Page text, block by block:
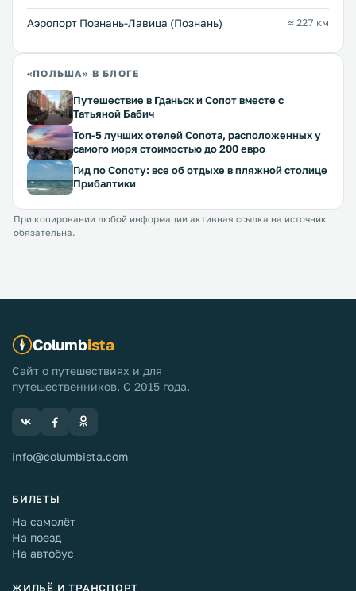
Аэропорт Познань-Лавица (Познань) ≈ 227 км
«ПОЛЬША» В БЛОГЕ
Путешествие в Гданьск и Сопот вместе с
Татьяной Бабич
Топ-5 лучших отелей Сопота, расположенных у
самого моря стоимостью до 200 евро
Гид по Сопоту: все об отдыхе в пляжной столице
Прибалтики
При копировании любой информации активная ссылка на источник
обязательна.
Columbista
Сайт о путешествиях и для
путешественников. С 2015 года.
info@columbista.com
БИЛЕТЫ
На самолёт
На поезд
На автобус
ЖИЛЬЁ И ТРАНСПОРТ